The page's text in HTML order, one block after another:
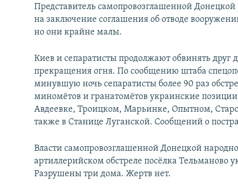
Представитель самопровозглашенной
на заключение соглашения об отводе
но они крайне малы.
Киев и сепаратисты продолжают обвинять
прекращения огня. По сообщению штаба
минувшую ночь сепаратисты более 90 раз
миномётов и гранатомётов украинские
Авдеевке, Троицком, Марьинке, Опытном,
также в Станице Луганской. Сообщений о
Власти самопровозглашенной Донецкой
артиллерийском обстреле посёлка
Разрушены три дома. Жертв нет.